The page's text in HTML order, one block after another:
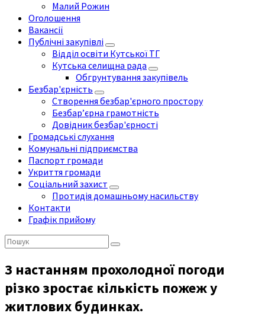
Малий Рожин
Оголошення
Вакансії
Публічні закупівлі
Відділ освіти Кутської ТГ
Кутська селищна рада
Обгрунтування закупівель
Безбар'єрність
Створення безбар'єрного простору
Безбар’єрна грамотність
Довідник безбар'єрності
Громадські слухання
Комунальні підприємства
Паспорт громади
Укриття громади
Соціальний захист
Протидія домашньому насильству
Контакти
Графік прийому
Пошук:
З настанням прохолодної погоди
різко зростає кількість пожеж у
житлових будинках.